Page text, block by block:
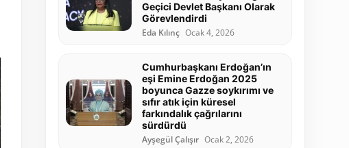
Geçici Devlet Başkanı Olarak
Görevlendirdi
Eda Kılınç Ocak 4, 2026
Cumhurbaşkanı Erdoğan’ın
eşi Emine Erdoğan 2025
boyunca Gazze soykırımı ve
sıfır atık için küresel
farkındalık çağrılarını
sürdürdü
Ayşegül Çalışır Ocak 2, 2026